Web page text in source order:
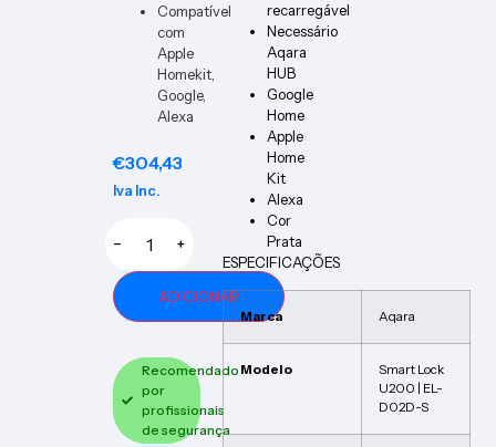
Compatível
com
Apple
Homekit,
Google,
Alexa
€304,43
Iva Inc.
− +
ADICIONAR
Recomendado
por
profissionais
de segurança
recarregável
Necessário
Aqara
HUB
Google
Home
Apple
Home
Kit
Alexa
Cor
Prata
ESPECIFICAÇÕES
Marca Aqara
Modelo
Smart Lock
U200 | EL-
D02D-S